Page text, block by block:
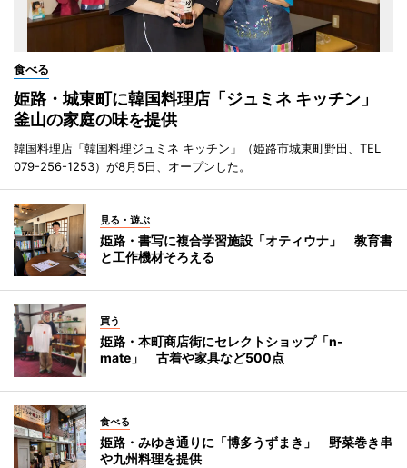
食べる
姫路・城東町に韓国料理店「ジュミネ キッチン」
釜山の家庭の味を提供
韓国料理店「韓国料理ジュミネ キッチン」（姫路市城東町野田、TEL
079-256-1253）が8月5日、オープンした。
見る・遊ぶ
姫路・書写に複合学習施設「オティウナ」 教育書
と工作機材そろえる
買う
姫路・本町商店街にセレクトショップ「n-
mate」 古着や家具など500点
食べる
姫路・みゆき通りに「博多うずまき」 野菜巻き串
や九州料理を提供